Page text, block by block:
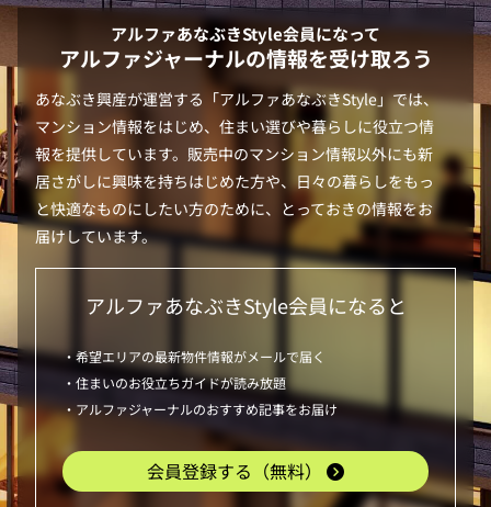
アルファあなぶきStyle会員になって
アルファジャーナルの情報を受け取ろう
あなぶき興産が運営する「アルファあなぶきStyle」では、
マンション情報をはじめ、住まい選びや暮らしに役立つ情
報を提供しています。販売中のマンション情報以外にも新
居さがしに興味を持ちはじめた方や、日々の暮らしをもっ
と快適なものにしたい方のために、とっておきの情報をお
届けしています。
アルファあなぶきStyle会員になると
・希望エリアの最新物件情報がメールで届く
・住まいのお役立ちガイドが読み放題
・アルファジャーナルのおすすめ記事をお届け
会員登録する（無料）